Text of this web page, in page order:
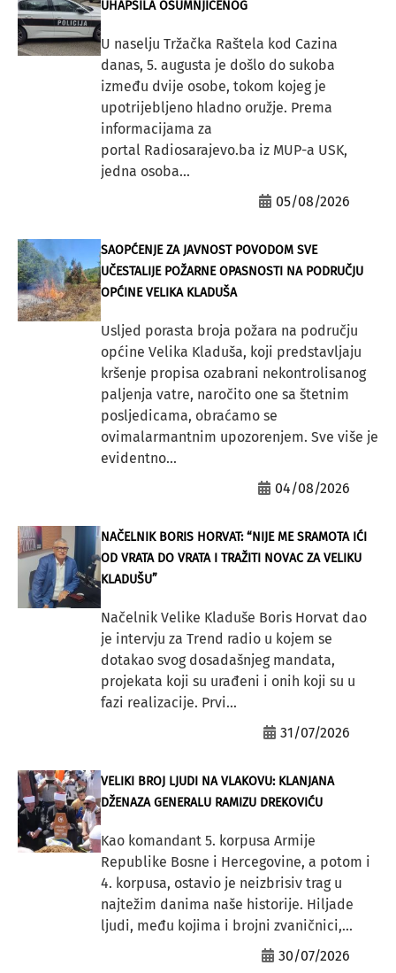
UHAPSILA OSUMNJIČENOG
U naselju Tržačka Raštela kod Cazina
danas, 5. augusta je došlo do sukoba
između dvije osobe, tokom kojeg je
upotrijebljeno hladno oružje. Prema
informacijama za
portal Radiosarajevo.ba iz MUP-a USK,
jedna osoba...
05/08/2026
SAOPĆENJE ZA JAVNOST POVODOM SVE
UČESTALIJE POŽARNE OPASNOSTI NA PODRUČJU
OPĆINE VELIKA KLADUŠA
Usljed porasta broja požara na području
općine Velika Kladuša, koji predstavljaju
kršenje propisa ozabrani nekontrolisanog
paljenja vatre, naročito one sa štetnim
posljedicama, obraćamo se
ovimalarmantnim upozorenjem. Sve više je
evidentno...
04/08/2026
NAČELNIK BORIS HORVAT: “NIJE ME SRAMOTA IĆI
OD VRATA DO VRATA I TRAŽITI NOVAC ZA VELIKU
KLADUŠU”
Načelnik Velike Kladuše Boris Horvat dao
je intervju za Trend radio u kojem se
dotakao svog dosadašnjeg mandata,
projekata koji su urađeni i onih koji su u
fazi realizacije. Prvi...
31/07/2026
VELIKI BROJ LJUDI NA VLAKOVU: KLANJANA
DŽENAZA GENERALU RAMIZU DREKOVIĆU
Kao komandant 5. korpusa Armije
Republike Bosne i Hercegovine, a potom i
4. korpusa, ostavio je neizbrisiv trag u
najtežim danima naše historije. Hiljade
ljudi, među kojima i brojni zvaničnici,...
30/07/2026